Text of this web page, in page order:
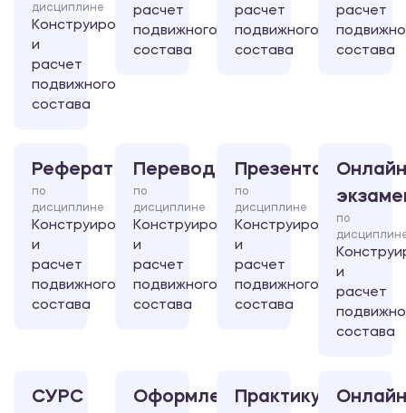
дисциплине
Конструирование
и
расчет
подвижного
состава
расчет
подвижного
состава
расчет
подвижного
состава
расчет
состава
Реферат
по
дисциплине
Конструирование
и
расчет
подвижного
состава
Перевод
по
дисциплине
Конструирование
и
расчет
подвижного
состава
Презентация
по
дисциплине
Конструирование
и
расчет
подвижного
состава
по
и
расчет
состава
СУРС
ОформлениеПрактикум